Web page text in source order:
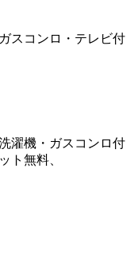
スコンロ・テレビ付
濯機・ガスコンロ付
ト無料、